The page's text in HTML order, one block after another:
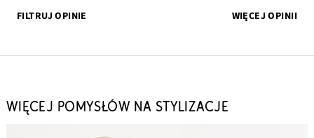
FILTRUJ OPINIE
WIĘCEJ OPINII
WIĘCEJ POMYSŁÓW NA STYLIZACJE